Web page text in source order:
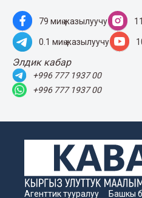
79 миң жазылуучу
0.1 миң жазылуучу
Элдик кабар
+996 777 1937 00
+996 777 1937 00
Агенттик тууралуу Башкы